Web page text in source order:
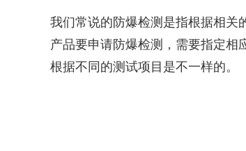
我们常说的防爆检测是指根据相关
产品要申请防爆检测，需要指定相
根据不同的测试项目是不一样的。